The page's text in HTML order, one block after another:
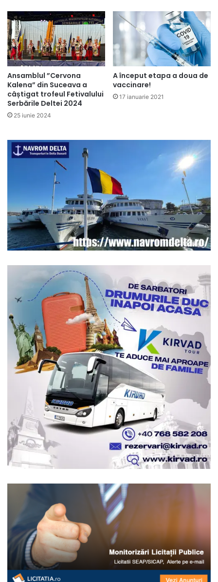
Ansamblul ”Cervona
Kalena” din Suceava a
câștigat trofeul Fetivalului
Serbările Deltei 2024
25 iunie 2024
A început etapa a doua de
vaccinare!
17 ianuarie 2021